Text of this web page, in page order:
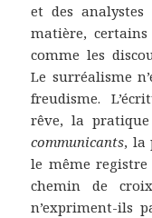
et des
matière,
comme les
Le surréalisme
freudisme.
rêve, la
communicants, la
le même
chemin de
n’expriment-ils